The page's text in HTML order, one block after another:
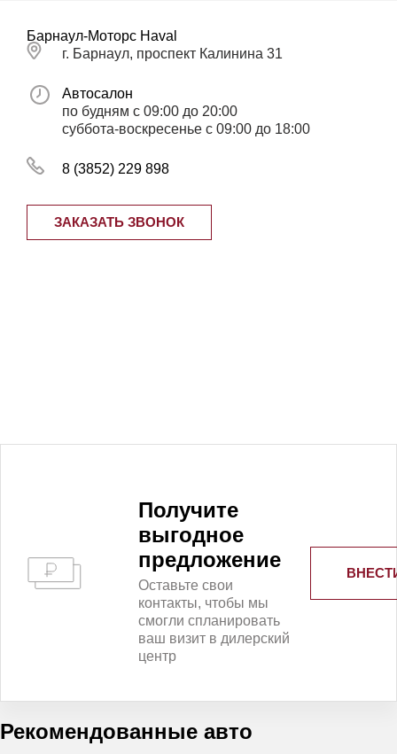
Барнаул-Моторс Haval
г. Барнаул, проспект Калинина 31
Автосалон
по будням с 09:00 до 20:00
суббота-воскресенье с 09:00 до 18:00
8 (3852) 229 898
ЗАКАЗАТЬ ЗВОНОК
Получитe
выгодное
предложение
Оставьте свои
контакты, чтобы мы
смогли спланировать
ваш визит в дилерский
центр
Рекомендованные авто